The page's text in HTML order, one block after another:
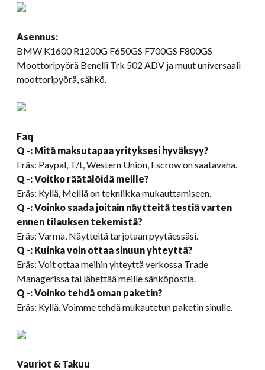
Asennus:
BMW K1600 R1200G F650GS F700GS F800GS
Moottoripyörä Benelli Trk 502 ADV ja muut universaali
moottoripyörä, sähkö.
Faq
Q -: Mitä maksutapaa yrityksesi hyväksyy?
Eräs: Paypal, T/t, Western Union, Escrow on saatavana.
Q -: Voitko räätälöidä meille?
Eräs: Kyllä, Meillä on tekniikka mukauttamiseen.
Q -: Voinko saada joitain näytteitä testiä varten
ennen tilauksen tekemistä?
Eräs: Varma, Näytteitä tarjotaan pyytäessäsi.
Q -: Kuinka voin ottaa sinuun yhteyttä?
Eräs: Voit ottaa meihin yhteyttä verkossa Trade
Managerissa tai lähettää meille sähköpostia.
Q -: Voinko tehdä oman paketin?
Eräs: Kyllä. Voimme tehdä mukautetun paketin sinulle.
Vauriot & Takuu